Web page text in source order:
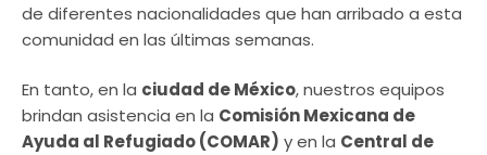
de diferentes nacionalidades que han arribado a esta
comunidad en las últimas semanas.
En tanto, en la ciudad de México, nuestros equipos
brindan asistencia en la Comisión Mexicana de
Ayuda al Refugiado (COMAR) y en la Central de